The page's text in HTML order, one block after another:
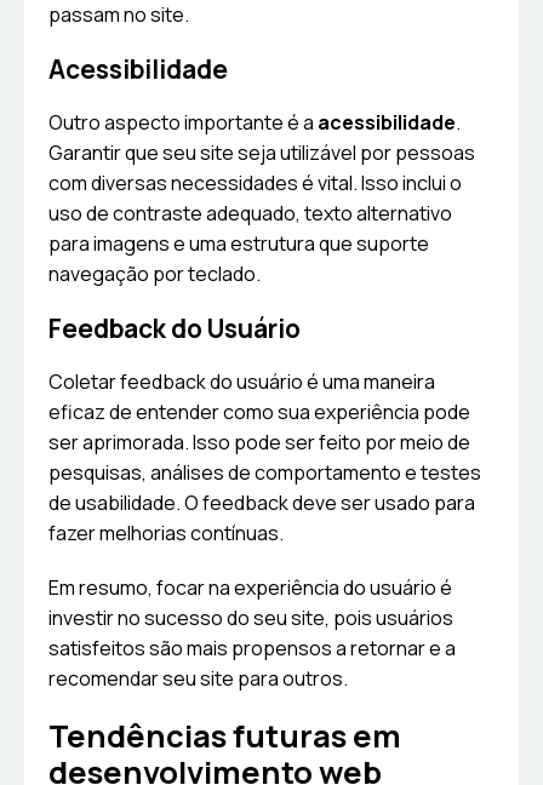
passam no site.
Acessibilidade
Outro aspecto importante é a acessibilidade.
Garantir que seu site seja utilizável por pessoas
com diversas necessidades é vital. Isso inclui o
uso de contraste adequado, texto alternativo
para imagens e uma estrutura que suporte
navegação por teclado.
Feedback do Usuário
Coletar feedback do usuário é uma maneira
eficaz de entender como sua experiência pode
ser aprimorada. Isso pode ser feito por meio de
pesquisas, análises de comportamento e testes
de usabilidade. O feedback deve ser usado para
fazer melhorias contínuas.
Em resumo, focar na experiência do usuário é
investir no sucesso do seu site, pois usuários
satisfeitos são mais propensos a retornar e a
recomendar seu site para outros.
Tendências futuras em
desenvolvimento web